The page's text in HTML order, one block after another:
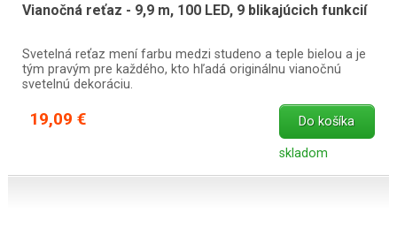
Vianočná reťaz - 9,9 m, 100 LED, 9 blikajúcich funkcií
Svetelná reťaz mení farbu medzi studeno a teple bielou a je
tým pravým pre každého, kto hľadá originálnu vianočnú
svetelnú dekoráciu.
19,09 € Do košíka
skladom